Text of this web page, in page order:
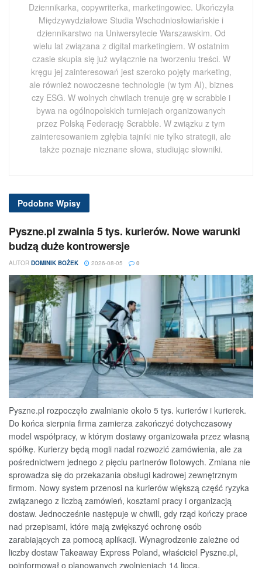
Dziennikarka, copywriterka, marketingowiec. Ukończyła
Międzywydziałowe Studia Wschodniosłowiańskie i
dziennikarstwo na Uniwersytecie Warszawskim. Od
wielu lat związana z digital marketingiem. W ostatnim
czasie skupia się już wyłącznie na tworzeniu treści. W
kręgu jej zainteresowań jest szeroko pojęty marketing,
ale również nowoczesne technologie (w tym AI), biznes
czy ESG. W wolnych chwilach trenuje grę w scrabble i
bywa na ogólnopolskich turniejach organizowanych
przez Polską Federację Scrabble. W związku z tym
zainteresowaniem zgłębia tajniki nie tylko strategii, ale
także poznaje nieznane słowa, studiując słowniki.
Podobne Wpisy
Pyszne.pl zwalnia 5 tys. kurierów. Nowe warunki
budzą duże kontrowersje
AUTOR DOMINIK BOŻEK 2026-08-05 0
Pyszne.pl rozpoczęło zwalnianie około 5 tys. kurierów i kurierek.
Do końca sierpnia firma zamierza zakończyć dotychczasowy
model współpracy, w którym dostawy organizowała przez własną
spółkę. Kurierzy będą mogli nadal rozwozić zamówienia, ale za
pośrednictwem jednego z pięciu partnerów flotowych. Zmiana nie
sprowadza się do przekazania obsługi kadrowej zewnętrznym
firmom. Nowy system przenosi na kurierów większą część ryzyka
związanego z liczbą zamówień, kosztami pracy i organizacją
dostaw. Jednocześnie następuje w chwili, gdy rząd kończy prace
nad przepisami, które mają zwiększyć ochronę osób
zarabiających za pomocą aplikacji. Wynagrodzenie zależne od
liczby dostaw Takeaway Express Poland, właściciel Pyszne.pl,
poinformował o planowanych zwolnieniach 14 lipca.